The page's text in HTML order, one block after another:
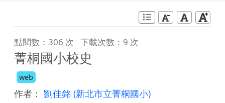
點閱數：306 次 下載次數：9 次
菁桐國小校史
web
作者： 劉佳銘 (新北市立菁桐國小)